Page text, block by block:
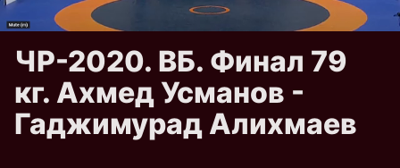
ЧР-2020. ВБ. Финал 79
кг. Ахмед Усманов -
Гаджимурад Алихмаев